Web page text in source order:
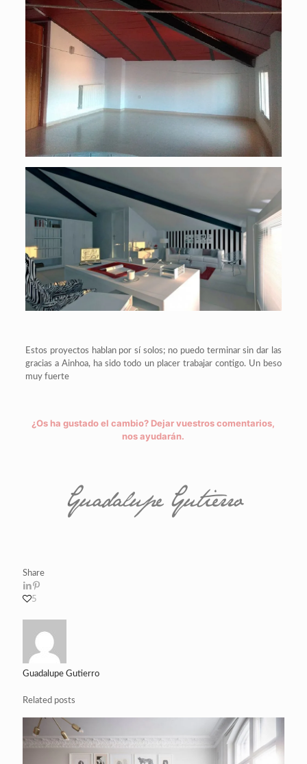
Estos proyectos hablan por sí solos; no puedo terminar sin dar las
gracias a Ainhoa, ha sido todo un placer trabajar contigo. Un beso
muy fuerte
¿Os ha gustado el cambio? Dejar vuestros comentarios,
nos ayudarán.
Share
5
Guadalupe Gutierro
Related posts